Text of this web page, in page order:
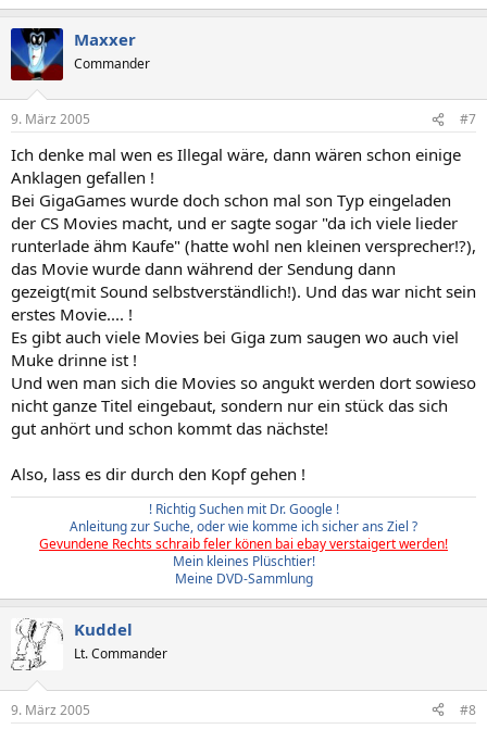
Maxxer
Commander
9. März 2005 #7
Ich denke mal wen es Illegal wäre, dann wären schon einige
Anklagen gefallen !
Bei GigaGames wurde doch schon mal son Typ eingeladen
der CS Movies macht, und er sagte sogar "da ich viele lieder
runterlade ähm Kaufe" (hatte wohl nen kleinen versprecher!?),
das Movie wurde dann während der Sendung dann
gezeigt(mit Sound selbstverständlich!). Und das war nicht sein
erstes Movie.... !
Es gibt auch viele Movies bei Giga zum saugen wo auch viel
Muke drinne ist !
Und wen man sich die Movies so angukt werden dort sowieso
nicht ganze Titel eingebaut, sondern nur ein stück das sich
gut anhört und schon kommt das nächste!
Also, lass es dir durch den Kopf gehen !
! Richtig Suchen mit Dr. Google !
Anleitung zur Suche, oder wie komme ich sicher ans Ziel ?
Gevundene Rechts schraib feler könen bai ebay verstaigert werden!​
Mein kleines Plüschtier!​
Meine DVD-Sammlung
Kuddel
Lt. Commander
9. März 2005 #8